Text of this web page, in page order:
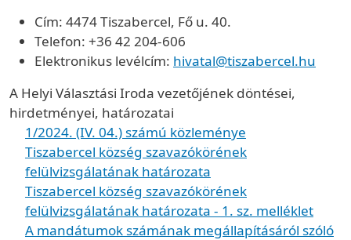
Cím: 4474 Tiszabercel, Fő u. 40.
Telefon: +36 42 204-606
Elektronikus levélcím: hivatal@tiszabercel.hu
A Helyi Választási Iroda vezetőjének döntései,
hirdetményei, határozatai
1/2024. (IV. 04.) számú közleménye
Tiszabercel község szavazókörének
felülvizsgálatának határozata
Tiszabercel község szavazókörének
felülvizsgálatának határozata - 1. sz. melléklet
A mandátumok számának megállapításáról szóló